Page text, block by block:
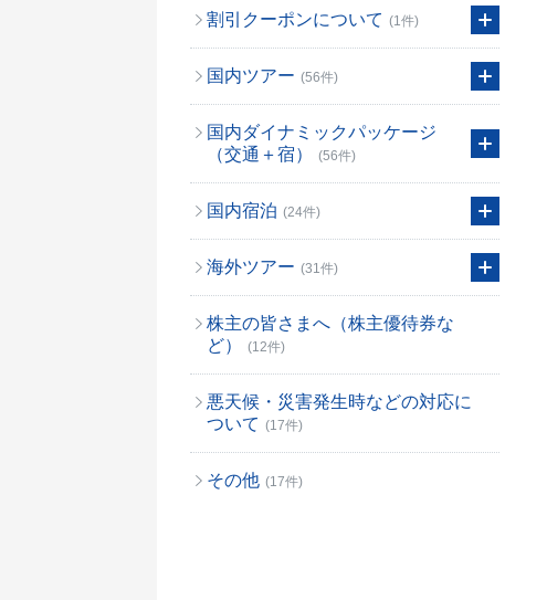
割引クーポンについて (1件)
国内ツアー (56件)
国内ダイナミックパッケージ
（交通＋宿）
(56件)
国内宿泊 (24件)
海外ツアー (31件)
株主の皆さまへ（株主優待券な
ど）
(12件)
悪天候・災害発生時などの対応に
ついて (17件)
その他 (17件)